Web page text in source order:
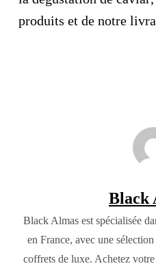
produits et de notre
Black
Black Almas est spécialisée
en France, avec une
coffrets de luxe. Achetez